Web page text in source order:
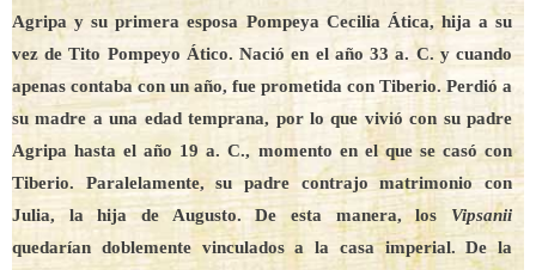
Agripa y su primera esposa Pompeya Cecilia Ática, hija a su
vez de Tito Pompeyo Ático. Nació en el año 33 a. C. y cuando
apenas contaba con un año, fue prometida con Tiberio. Perdió a
su madre a una edad temprana, por lo que vivió con su padre
Agripa hasta el año 19 a. C., momento en el que se casó con
Tiberio. Paralelamente, su padre contrajo matrimonio con
Julia, la hija de Augusto. De esta manera, los Vipsanii
quedarían doblemente vinculados a la casa imperial. De la